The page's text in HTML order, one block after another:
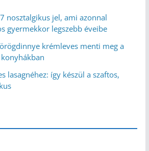
nosztalgikus jel, ami azonnal
gyermekkor legszebb éveibe
krémleves menti meg a
lasagnéhez: így készül a szaftos,